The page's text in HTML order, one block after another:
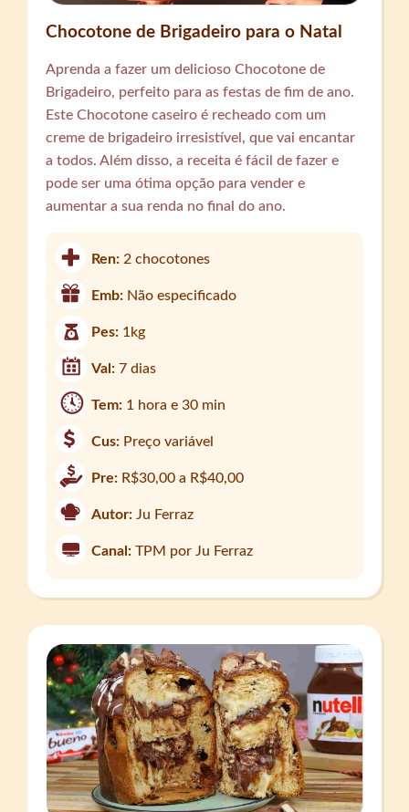
Chocotone de Brigadeiro para o Natal
Aprenda a fazer um delicioso Chocotone de
Brigadeiro, perfeito para as festas de fim de ano.
Este Chocotone caseiro é recheado com um
creme de brigadeiro irresistível, que vai encantar
a todos. Além disso, a receita é fácil de fazer e
pode ser uma ótima opção para vender e
aumentar a sua renda no final do ano.
Ren:2 chocotones
Emb: Não especificado
Pes: 1kg
Val:7 dias
Tem: 1 hora e 30 min
Cus: Preço variável
Pre: R$30,00 a R$40,00
Autor: Ju Ferraz
Canal: TPM por Ju Ferraz